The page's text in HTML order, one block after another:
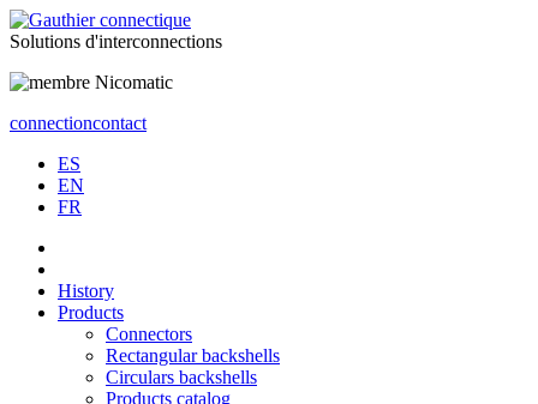
Solutions d'interconnections
connectioncontact
ES
EN
FR
History
Products
Connectors
Rectangular backshells
Circulars backshells
Products catalog